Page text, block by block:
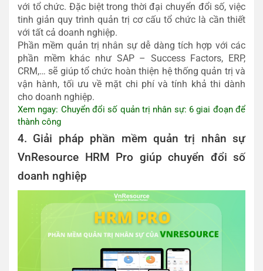
với tổ chức. Đặc biệt trong thời đại chuyển đổi số, việc
tinh giản quy trình quản trị cơ cấu tổ chức là cần thiết
với tất cả doanh nghiệp.
Phần mềm quản trị nhân sự dễ dàng tích hợp với các
phần mềm khác như SAP – Success Factors, ERP,
CRM,… sẽ giúp tổ chức hoàn thiện hệ thống quản trị và
vận hành, tối ưu về mặt chi phí và tính khả thi dành
cho doanh nghiệp.
Xem ngay: Chuyển đổi số quản trị nhân sự: 6 giai đoạn để
thành công
4. Giải pháp phần mềm quản trị nhân sự
VnResource HRM Pro giúp chuyển đổi số
doanh nghiệp